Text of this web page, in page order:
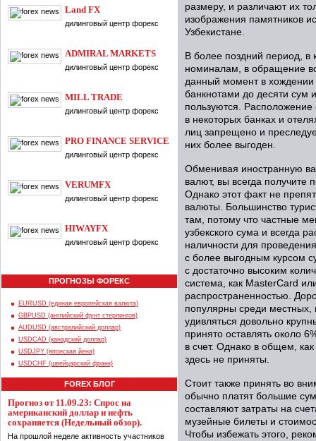
Land FX
дилинговый центр форекс
ADMIRAL MARKETS
дилинговый центр форекс
MILL TRADE
дилинговый центр форекс
PRO FINANCE SERVICE
дилинговый центр форекс
VERUMFX
дилинговый центр форекс
HIWAYFX
дилинговый центр форекс
ПРОГНОЗЫ ФОРЕКС
EURUSD (единая европейская валюта)
GBPUSD (английский фунт стерлингов)
AUDUSD (австралийский доллар)
USDCAD (канадский доллар)
USDJPY (японская йена)
USDCHF (швейцарский франк)
FOREX БЛОГ
Прогноз от 11.09.23: Спрос на
американский доллар и нефть
сохраняется (Недельный обзор).
На прошлой неделе активность участников
размеру, и различают их
изображения памятников
Узбекистане.
В более поздний период, в
номиналам, в обращение
данный момент в хождении
банкнотами до десяти сум
пользуются. Расположение
в некоторых банках и
лиц запрещено и
них более выгоден.
Обменивая иностранную
валют, вы всегда получите
Однако этот факт не
валюты. Большинство
там, потому что частные
узбекского сума и всегда
наличности для
с более выгодным курсом
с достаточно высоким
система, как MasterCard
распространенностью.
популярны среди местных,
удивляться довольно
принято оставлять около
в счет. Однако в общем,
здесь не приняты.
Стоит также принять во
обычно платят большие
составляют затраты на
музейные билеты и
Чтобы избежать этого,